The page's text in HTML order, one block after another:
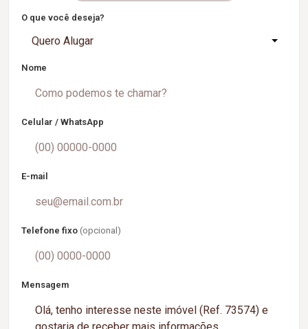
O que você deseja?
Quero Alugar
Nome
Celular / WhatsApp
E-mail
Telefone fixo (opcional)
Mensagem